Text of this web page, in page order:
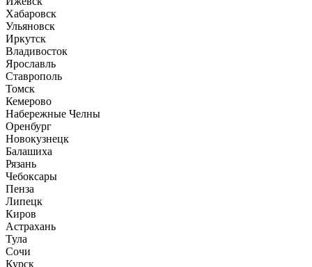
Хабаровск
Ульяновск
Иркутск
Владивосток
Ярославль
Ставрополь
Томск
Кемерово
Набережные Челны
Оренбург
Новокузнецк
Балашиха
Рязань
Чебоксары
Пенза
Липецк
Киров
Астрахань
Тула
Сочи
Курск